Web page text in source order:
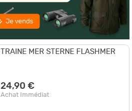
TRAINE MER STERNE FLASHMER
24,90 €
Achat Immédiat